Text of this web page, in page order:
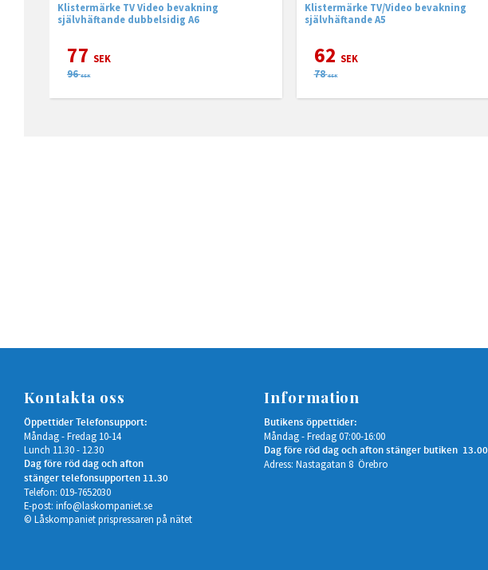
Klistermärke TV Video bevakning
självhäftande dubbelsidig A6
77 SEK
96 SEK
Klistermärke TV/Video bevakning
självhäftande A5
62 SEK
78 SEK
Kontakta oss
Öppettider Telefonsupport:
Måndag - Fredag 10-14
Lunch 11.30 - 12.30
Dag före röd dag och afton
stänger telefonsupporten 11.30
Telefon: 019-7652030
E-post: info@laskompaniet.se
© Låskompaniet prispressaren på nätet
Information
Butikens öppettider:
Måndag - Fredag 07:00-16:00
Dag före röd dag och afton stänger butiken 13.00
Adress: Nastagatan 8 Örebro